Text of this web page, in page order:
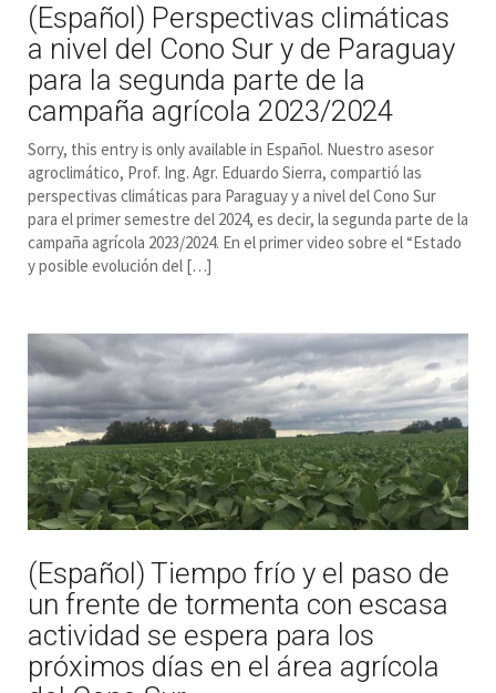
(Español) Perspectivas climáticas
a nivel del Cono Sur y de Paraguay
para la segunda parte de la
campaña agrícola 2023/2024
Sorry, this entry is only available in Español. Nuestro asesor
agroclimático, Prof. Ing. Agr. Eduardo Sierra, compartió las
perspectivas climáticas para Paraguay y a nivel del Cono Sur
para el primer semestre del 2024, es decir, la segunda parte de la
campaña agrícola 2023/2024. En el primer video sobre el “Estado
y posible evolución del […]
(Español) Tiempo frío y el paso de
un frente de tormenta con escasa
actividad se espera para los
próximos días en el área agrícola